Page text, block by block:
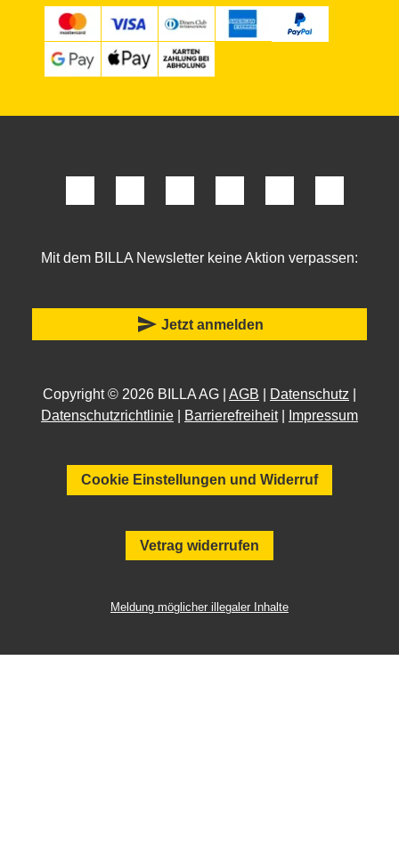
Mit dem BILLA Newsletter keine Aktion verpassen:
send Jetzt anmelden
Copyright © 2026 BILLA AG | AGB Datenschutz
Datenschutzrichtlinie
Barrierefreiheit| Impressum
Cookie Einstellungen und Widerruf
Vetrag widerrufen
Meldung möglicher illegaler Inhalte